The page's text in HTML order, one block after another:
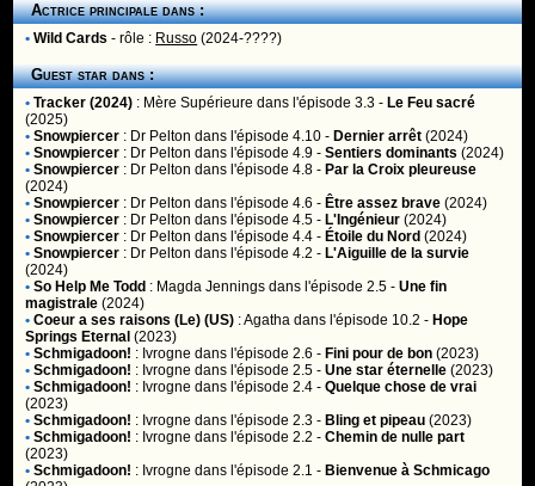
Actrice principale dans :
• Wild Cards - rôle : Russo (2024-????)
Guest star dans :
• Tracker (2024) : Mère Supérieure dans l'épisode 3.3 - Le Feu sacré
(2025)
• Snowpiercer : Dr Pelton dans l'épisode 4.10 - Dernier arrêt (2024)
• Snowpiercer : Dr Pelton dans l'épisode 4.9 -Sentiers dominants (2024)
• Snowpiercer : Dr Pelton dans l'épisode 4.8 - Par la Croix pleureuse
(2024)
• Snowpiercer : Dr Pelton dans l'épisode 4.6 - Être assez brave (2024)
• Snowpiercer : Dr Pelton dans l'épisode 4.5 - L'Ingénieur (2024)
• Snowpiercer : Dr Pelton dans l'épisode 4.4 - Étoile du Nord (2024)
• Snowpiercer : Dr Pelton dans l'épisode 4.2 - L'Aiguille de la survie
(2024)
• So Help Me Todd : Magda Jennings dans l'épisode 2.5 -Une fin
magistrale (2024)
• Coeur a ses raisons (Le) (US) :Agatha dans l'épisode 10.2 - Hope
Springs Eternal (2023)
• Schmigadoon! : Ivrogne dans l'épisode 2.6 - Fini pour de bon (2023)
• Schmigadoon! : Ivrogne dans l'épisode 2.5 -Une star éternelle (2023)
• Schmigadoon! : Ivrogne dans l'épisode 2.4 -Quelque chose de vrai
(2023)
• Schmigadoon! : Ivrogne dans l'épisode 2.3 - Bling et pipeau (2023)
• Schmigadoon! : Ivrogne dans l'épisode 2.2 -Chemin de nulle part
(2023)
• Schmigadoon! : Ivrogne dans l'épisode 2.1 - Bienvenue à Schmicago